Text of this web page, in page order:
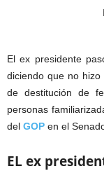
El ex presidente
diciendo que no
de destitución de
personas
del GOP en el
EL ex